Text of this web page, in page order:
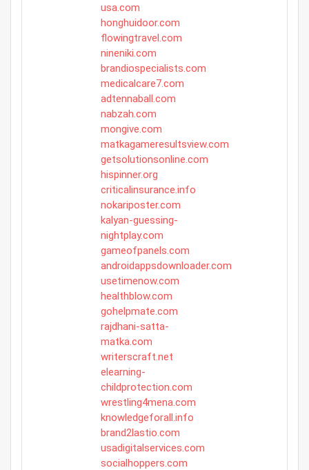
usa.com
honghuidoor.com
flowingtravel.com
nineniki.com
brandiospecialists.com
medicalcare7.com
adtennaball.com
nabzah.com
mongive.com
matkagameresultsview.com
getsolutionsonline.com
hispinner.org
criticalinsurance.info
nokariposter.com
kalyan-guessing-
nightplay.com
gameofpanels.com
androidappsdownloader.com
usetimenow.com
healthblow.com
gohelpmate.com
rajdhani-satta-
matka.com
writerscraft.net
elearning-
childprotection.com
wrestling4mena.com
knowledgeforall.info
brand2lastio.com
usadigitalservices.com
socialhoppers.com